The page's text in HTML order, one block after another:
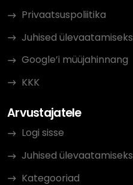
Privaatsuspoliitika
Juhised ülevaatamiseks
Google’i müüjahinnang
KKK
Arvustajatele
Logi sisse
Juhised ülevaatamiseks
Kategooriad